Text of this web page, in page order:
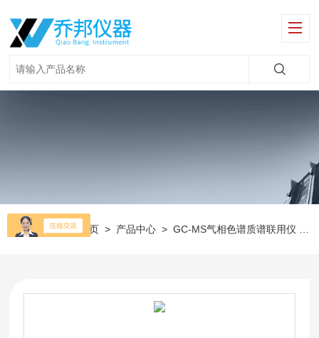
当前位置： 首页 > 产品中心 >GC-MS气相色谱质谱联用仪